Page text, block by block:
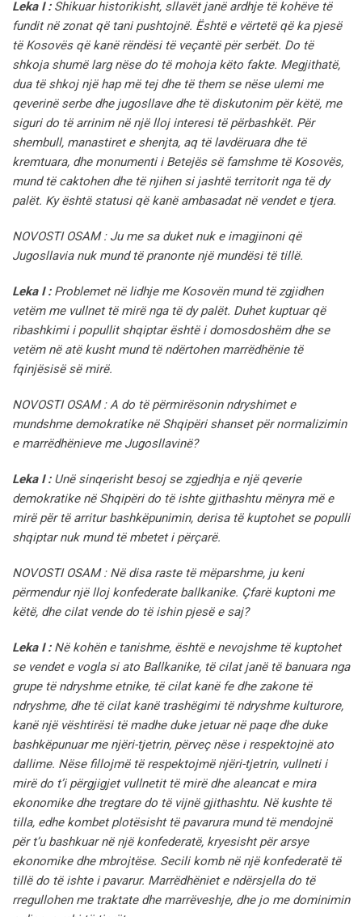
Leka I : Shikuar historikisht, sllavët janë ardhje të kohëve të
fundit në zonat që tani pushtojnë. Është e vërtetë që ka pjesë
të Kosovës që kanë rëndësi të veçantë për serbët. Do të
shkoja shumë larg nëse do të mohoja këto fakte. Megjithatë,
dua të shkoj një hap më tej dhe të them se nëse ulemi me
qeverinë serbe dhe jugosllave dhe të diskutonim për këtë, me
siguri do të arrinim në një lloj interesi të përbashkët. Për
shembull, manastiret e shenjta, aq të lavdëruara dhe të
kremtuara, dhe monumenti i Betejës së famshme të Kosovës,
mund të caktohen dhe të njihen si jashtë territorit nga të dy
palët. Ky është statusi që kanë ambasadat në vendet e tjera.
NOVOSTI OSAM : Ju me sa duket nuk e imagjinoni që
Jugosllavia nuk mund të pranonte një mundësi të tillë.
Leka I : Problemet në lidhje me Kosovën mund të zgjidhen
vetëm me vullnet të mirë nga të dy palët. Duhet kuptuar që
ribashkimi i popullit shqiptar është i domosdoshëm dhe se
vetëm në atë kusht mund të ndërtohen marrëdhënie të
fqinjësisë së mirë.
NOVOSTI OSAM : A do të përmirësonin ndryshimet e
mundshme demokratike në Shqipëri shanset për normalizimin
e marrëdhënieve me Jugosllavinë?
Leka I : Unë sinqerisht besoj se zgjedhja e një qeverie
demokratike në Shqipëri do të ishte gjithashtu mënyra më e
mirë për të arritur bashkëpunimin, derisa të kuptohet se populli
shqiptar nuk mund të mbetet i përçarë.
NOVOSTI OSAM : Në disa raste të mëparshme, ju keni
përmendur një lloj konfederate ballkanike. Çfarë kuptoni me
këtë, dhe cilat vende do të ishin pjesë e saj?
Leka I : Në kohën e tanishme, është e nevojshme të kuptohet
se vendet e vogla si ato Ballkanike, të cilat janë të banuara nga
grupe të ndryshme etnike, të cilat kanë fe dhe zakone të
ndryshme, dhe të cilat kanë trashëgimi të ndryshme kulturore,
kanë një vështirësi të madhe duke jetuar në paqe dhe duke
bashkëpunuar me njëri-tjetrin, përveç nëse i respektojnë ato
dallime. Nëse fillojmë të respektojmë njëri-tjetrin, vullneti i
mirë do t’i përgjigjet vullnetit të mirë dhe aleancat e mira
ekonomike dhe tregtare do të vijnë gjithashtu. Në kushte të
tilla, edhe kombet plotësisht të pavarura mund të mendojnë
për t’u bashkuar në një konfederatë, kryesisht për arsye
ekonomike dhe mbrojtëse. Secili komb në një konfederatë të
tillë do të ishte i pavarur. Marrëdhëniet e ndërsjella do të
rregullohen me traktate dhe marrëveshje, dhe jo me dominimin